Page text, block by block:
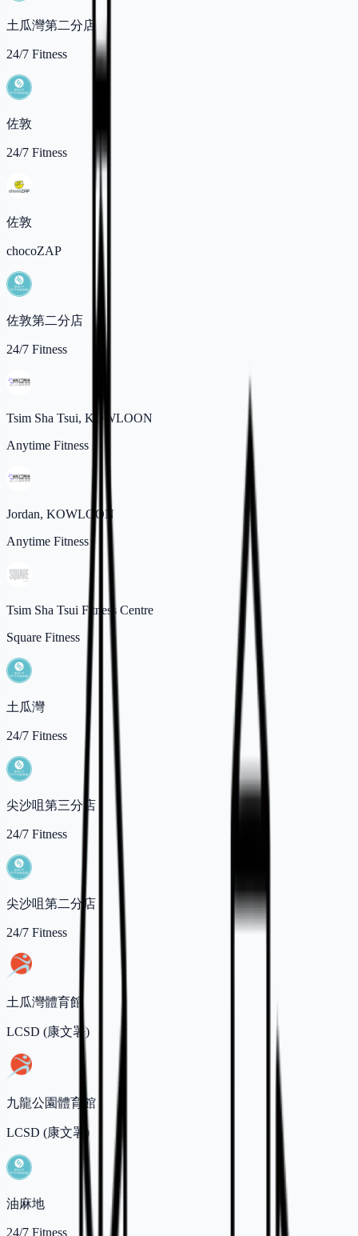
土瓜灣第二分店
24/7 Fitness
佐敦
24/7 Fitness
佐敦
chocoZAP
佐敦第二分店
24/7 Fitness
Tsim Sha Tsui, KOWLOON
Anytime Fitness
Jordan, KOWLOON
Anytime Fitness
Tsim Sha Tsui Fitness Centre
Square Fitness
土瓜灣
24/7 Fitness
尖沙咀第三分店
24/7 Fitness
尖沙咀第二分店
24/7 Fitness
土瓜灣體育館
LCSD (康文署)
九龍公園體育館
LCSD (康文署)
油麻地
24/7 Fitness